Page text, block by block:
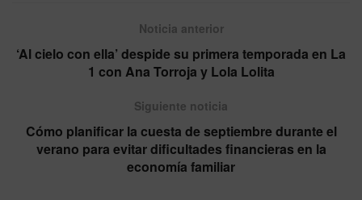
Noticia anterior
‘Al cielo con ella’ despide su primera temporada en La
1 con Ana Torroja y Lola Lolita
Siguiente noticia
Cómo planificar la cuesta de septiembre durante el
verano para evitar dificultades financieras en la
economía familiar